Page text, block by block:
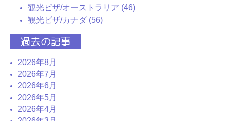
観光ビザ/オーストラリア (46)
観光ビザ/カナダ (56)
過去の記事
2026年8月
2026年7月
2026年6月
2026年5月
2026年4月